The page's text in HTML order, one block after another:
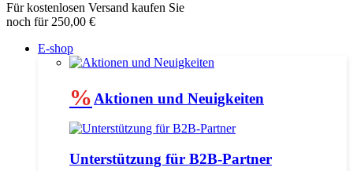
Für kostenlosen Versand kaufen Sie
noch für 250,00 €
E-shop
% Aktionen und Neuigkeiten
Unterstützung für B2B-Partner